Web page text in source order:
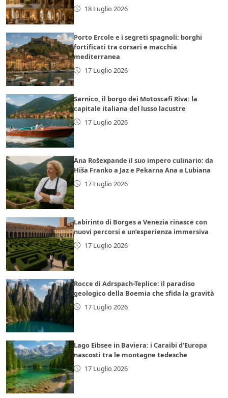
18 Luglio 2026
Porto Ercole e i segreti spagnoli: borghi
fortificati tra corsari e macchia
mediterranea
17 Luglio 2026
Sarnico, il borgo dei Motoscafi Riva: la
capitale italiana del lusso lacustre
17 Luglio 2026
Ana Rošexpande il suo impero culinario: da
Hiša Franko a Jaz e Pekarna Ana a Lubiana
17 Luglio 2026
Labirinto di Borges a Venezia rinasce con
nuovi percorsi e un’esperienza immersiva
17 Luglio 2026
Rocce di Adrspach-Teplice: il paradiso
geologico della Boemia che sfida la gravità
17 Luglio 2026
Lago Eibsee in Baviera: i Caraibi d’Europa
nascosti tra le montagne tedesche
17 Luglio 2026